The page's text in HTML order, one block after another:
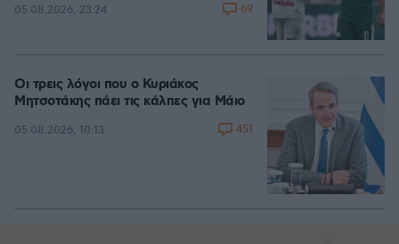
05.08.2026, 23:24 69
Οι τρεις λόγοι που ο Κυριάκος
Μητσοτάκης πάει τις κάλπες για Μάιο
05.08.2026, 10:13 451